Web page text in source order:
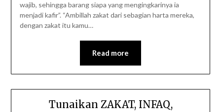
wajib, sehingga barang siapa yang mengingkarinya ia
menjadi kafir”. “Ambillah zakat dari sebagian harta mereka,
dengan zakat itu kamu…
Read more
Tunaikan ZAKAT, INFAQ,